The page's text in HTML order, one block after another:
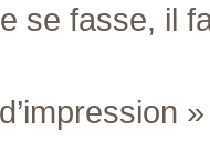
se fasse, il